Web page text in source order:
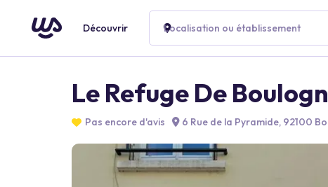
Découvrir Localisation ou établissement
Le Refuge De
Pas encore d'avis 6 Rue de la Pyramide, 92100